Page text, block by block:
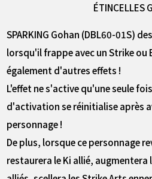
ÉTINCELLES
SPARKING Gohan (DBL60-01S)
lorsqu'il frappe avec un Strike ou
également d'autres effets !
L'effet ne s'active qu'une seule
d'activation se réinitialise après
personnage !
De plus, lorsque ce personnage
restaurera le Ki allié,